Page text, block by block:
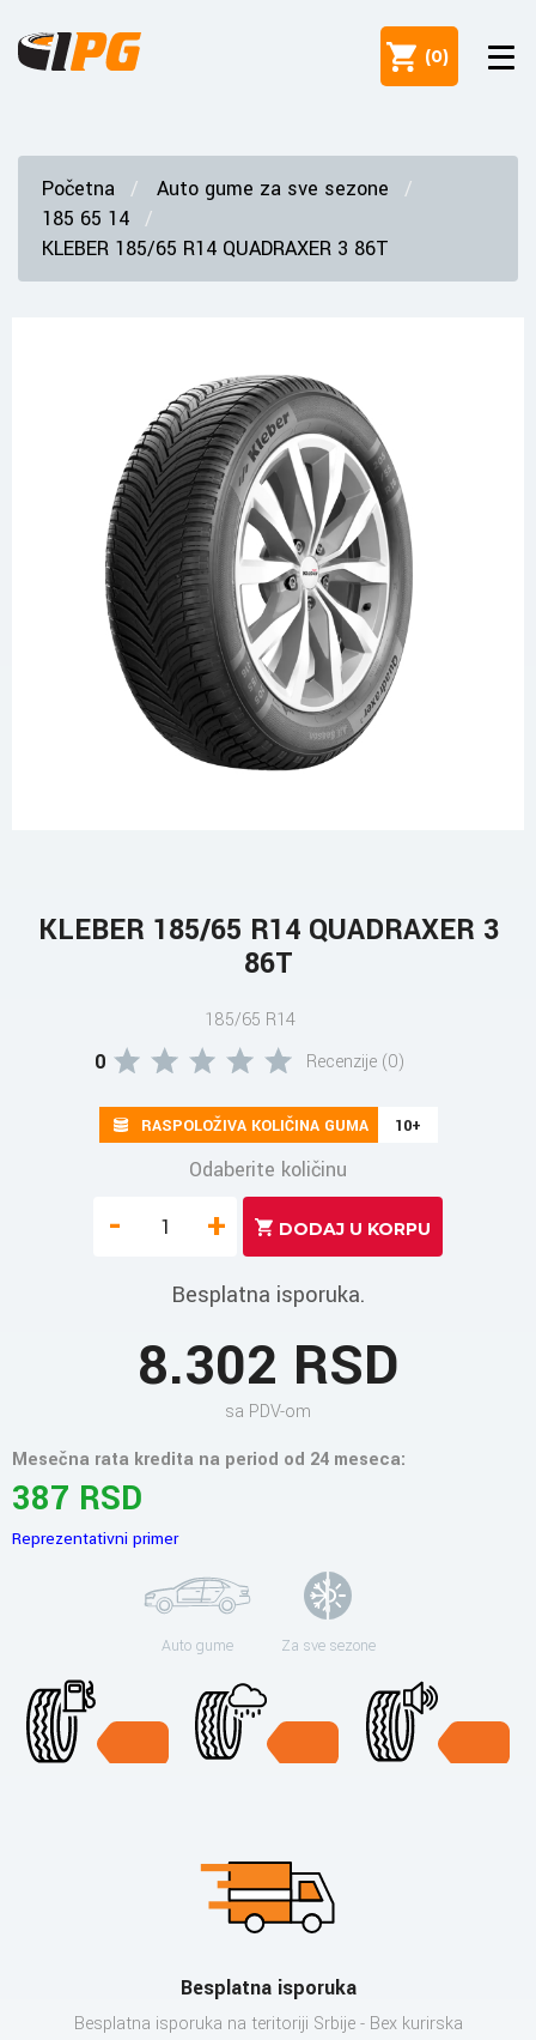
(0)
Početna
Auto gume za sve sezone
185 65 14
KLEBER 185/65 R14 QUADRAXER 3 86T
KLEBER 185/65 R14 QUADRAXER 3
86T
185/65 R14
0 Recenzije (0)
RASPOLOŽIVA KOLIČINA GUMA 10+
Odaberite količinu
- +
Besplatna isporuka.
8.302 RSD
sa PDV-om
Mesečna rata kredita na period od 24 meseca:
387 RSD
Reprezentativni primer
Auto gume Za sve sezone
Besplatna isporuka
Besplatna isporuka na teritoriji Srbije - Bex kurirska